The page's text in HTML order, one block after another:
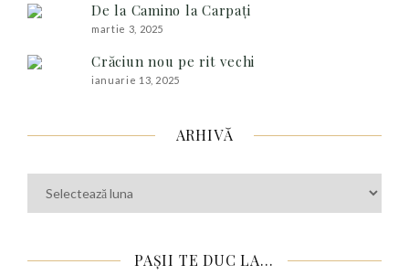
De la Camino la Carpați
martie 3, 2025
Crăciun nou pe rit vechi
ianuarie 13, 2025
ARHIVĂ
PAȘII TE DUC LA…